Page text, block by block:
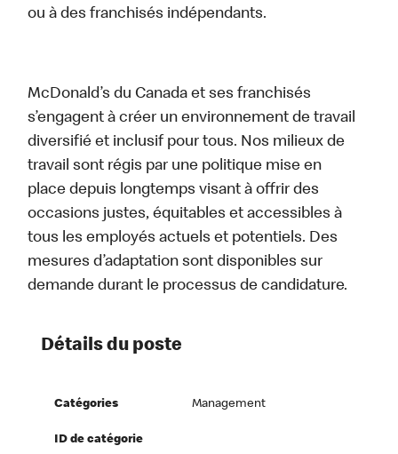
ou à des franchisés indépendants.
McDonald’s du Canada et ses franchisés
s’engagent à créer un environnement de travail
diversifié et inclusif pour tous. Nos milieux de
travail sont régis par une politique mise en
place depuis longtemps visant à offrir des
occasions justes, équitables et accessibles à
tous les employés actuels et potentiels. Des
mesures d’adaptation sont disponibles sur
demande durant le processus de candidature.
Détails du poste
Catégories Management
ID de catégorie